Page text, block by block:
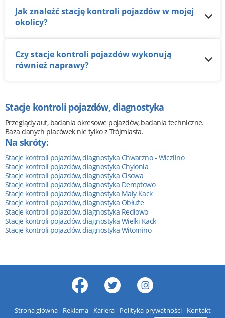
Jak znaleźć stację kontroli pojazdów w mojej
okolicy?
Czy stacje kontroli pojazdów wykonują
również naprawy?
Stacje kontroli pojazdów, diagnostyka
Przeglądy aut, badania okresowe pojazdów, badania techniczne.
Baza danych placówek nie tylko z Trójmiasta.
Na skróty:
Stacje kontroli pojazdów, diagnostyka Chwarzno - Wiczlino
Stacje kontroli pojazdów, diagnostyka Chylonia
Stacje kontroli pojazdów, diagnostyka Cisowa
Stacje kontroli pojazdów, diagnostyka Demptowo
Stacje kontroli pojazdów, diagnostyka Mały Kack
Stacje kontroli pojazdów, diagnostyka Obłuże
Stacje kontroli pojazdów, diagnostyka Redłowo
Stacje kontroli pojazdów, diagnostyka Wielki Kack
Stacje kontroli pojazdów, diagnostyka Witomino
Strona główna Reklama Kariera Polityka prywatności Kontakt